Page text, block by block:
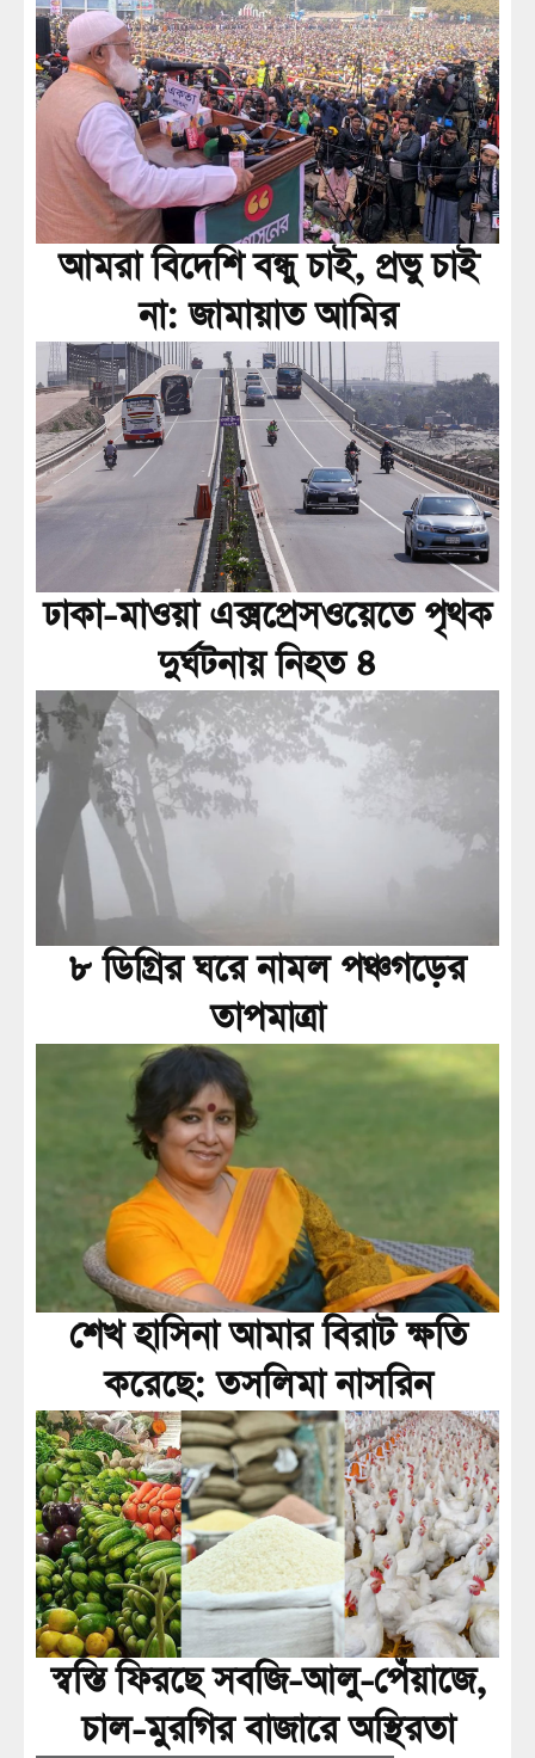
আমরা বিদেশি বন্ধু চাই, প্রভু চাই
না: জামায়াত আমির
ঢাকা-মাওয়া এক্সপ্রেসওয়েতে পৃথক
দুর্ঘটনায় নিহত ৪
৮ ডিগ্রির ঘরে নামল পঞ্চগড়ের
তাপমাত্রা
শেখ হাসিনা আমার বিরাট ক্ষতি
করেছে: তসলিমা নাসরিন
স্বস্তি ফিরছে সবজি-আলু-পেঁয়াজে,
চাল-মুরগির বাজারে অস্থিরতা